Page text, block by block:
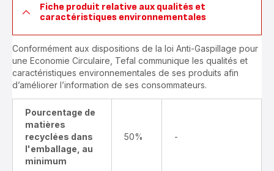
Fiche produit relative aux qualités et
caractéristiques environnementales
Conformément aux dispositions de la loi Anti-Gaspillage pour
une Economie Circulaire, Tefal communique les qualités et
caractéristiques environnementales de ses produits afin
d’améliorer l’information de ses consommateurs.
Pourcentage de
matières
recyclées dans
l'emballage, au
minimum
50% -